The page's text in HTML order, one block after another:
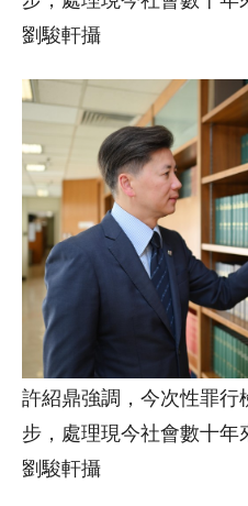
劉駿軒攝
許紹鼎強調，今次性罪
步，處理現今社會數十年
劉駿軒攝